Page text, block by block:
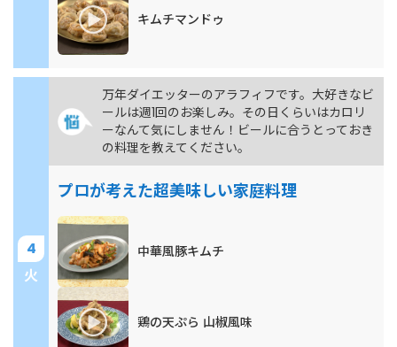
キムチマンドゥ
4
火
万年ダイエッターのアラフィフです。大好きなビ
ールは週1回のお楽しみ。その日くらいはカロリ
ーなんて気にしません！ビールに合うとっておき
の料理を教えてください。
プロが考えた超美味しい家庭料理
中華風豚キムチ
鶏の天ぷら 山椒風味